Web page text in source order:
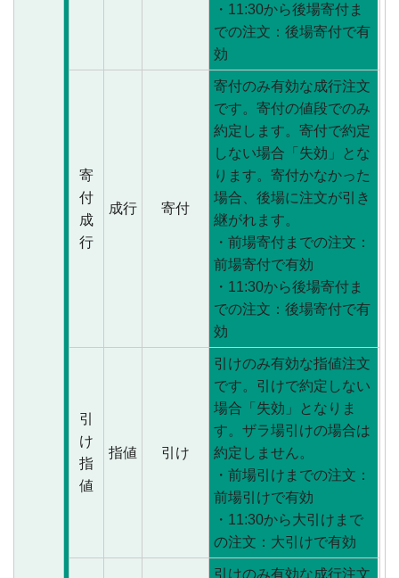
・11:30から後場寄付ま
での注文：後場寄付で有
効
寄
付
成
行
成行 寄付
寄付のみ有効な成行注文
です。寄付の値段でのみ
約定します。寄付で約定
しない場合「失効」とな
ります。寄付かなかった
場合、後場に注文が引き
継がれます。
・前場寄付までの注文：
前場寄付で有効
・11:30から後場寄付ま
での注文：後場寄付で有
効
引
け
指
値
指値 引け
引けのみ有効な指値注文
です。引けで約定しない
場合「失効」となりま
す。ザラ場引けの場合は
約定しません。
・前場引けまでの注文：
前場引けで有効
・11:30から大引けまで
の注文：大引けで有効
引けのみ有効な成行注文